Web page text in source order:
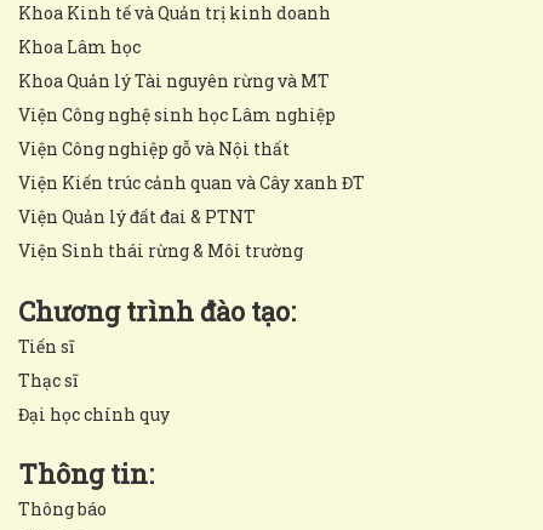
Khoa Kinh tế và Quản trị kinh doanh
Khoa Lâm học
Khoa Quản lý Tài nguyên rừng và MT
Viện Công nghệ sinh học Lâm nghiệp
Viện Công nghiệp gỗ và Nội thất
Viện Kiến trúc cảnh quan và Cây xanh ĐT
Viện Quản lý đất đai & PTNT
Viện Sinh thái rừng & Môi trường
Chương trình đào tạo:
Tiến sĩ
Thạc sĩ
Đại học chính quy
Thông tin:
Thông báo